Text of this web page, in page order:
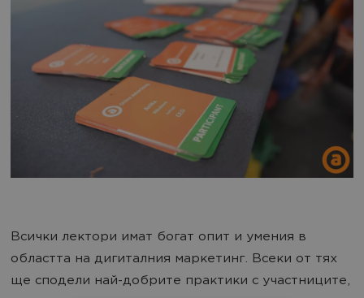
Всички лектори имат богат опит и умения в
областта на дигиталния маркетинг. Всеки от тях
ще сподели най-добрите практики с участниците,